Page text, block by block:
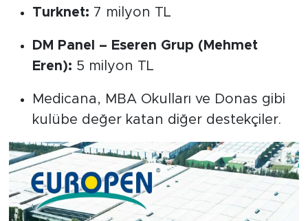
Turknet: 7 milyon TL
DM Panel – Eseren Grup (Mehmet
Eren): 5 milyon TL
Medicana, MBA Okulları ve Donas gibi
kulübe değer katan diğer destekçiler.